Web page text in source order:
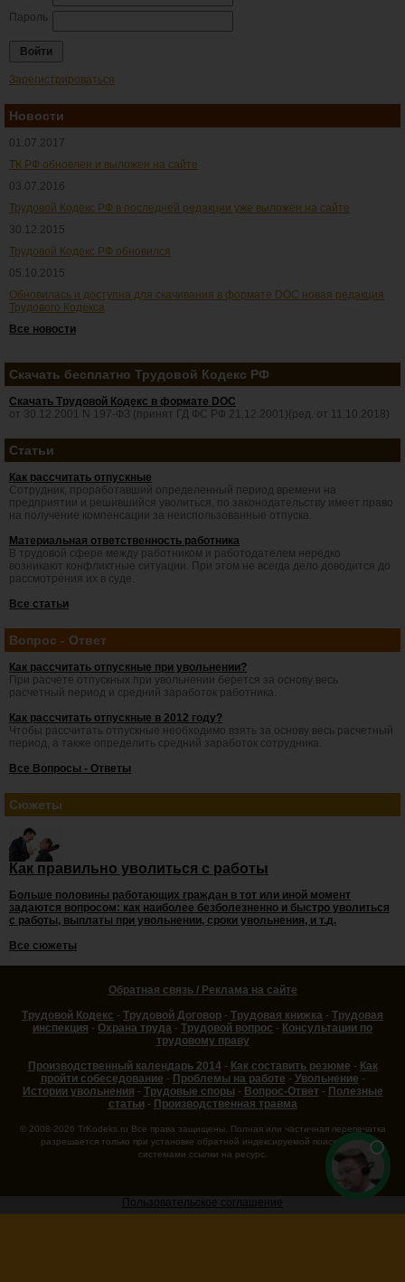
Пароль
Зарегистрироваться
Новости
01.07.2017
ТК РФ обновлен и выложен на сайте
03.07.2016
Трудовой Кодекс РФ в последней редакции уже выложен на сайте
30.12.2015
Трудовой Кодекс РФ обновился
05.10.2015
Обновилась и доступна для скачивания в формате DOC новая редакция
Трудового Кодекса
Все новости
Скачать бесплатно Трудовой Кодекс РФ
Скачать Трудовой Кодекс в формате DOC
от 30.12.2001 N 197-ФЗ (принят ГД ФС РФ 21.12.2001)(ред. от 11.10.2018)
Статьи
Как рассчитать отпускные
Сотрудник, проработавший определенный период времени на
предприятии и решившийся уволиться, по законодательству имеет право
на получение компенсации за неиспользованные отпуска.
Материальная ответственность работника
В трудовой сфере между работником и работодателем нередко
возникают конфликтные ситуации. При этом не всегда дело доводится до
рассмотрения их в суде.
Все статьи
Вопрос - Ответ
Как рассчитать отпускные при увольнении?
При расчете отпускных при увольнении берется за основу весь
расчетный период и средний заработок работника.
Как рассчитать отпускные в 2012 году?
Чтобы рассчитать отпускные необходимо взять за основу весь расчетный
период, а также определить средний заработок сотрудника.
Все Вопросы - Ответы
Сюжеты
Как правильно уволиться с работы
Больше половины работающих граждан в тот или иной момент
задаются вопросом: как наиболее безболезненно и быстро уволиться
с работы, выплаты при увольнении, сроки увольнения, и т.д.
Все сюжеты
Обратная связь / Реклама на сайте
Трудовой Кодекс - Трудовой Договор - Трудовая книжка - Трудовая
инспекция - Охрана труда - Трудовой вопрос - Консультации по
трудовому праву
Производственный календарь 2014- Как составить резюме - Как
пройти собеседование - Проблемы на работе - Увольнение -
Истории увольнения - Трудовые споры - Вопрос-Ответ- Полезные
статьи- Производственная травма
© 2008-2026 TrKodeks.ru Все права защищены. Полная или частичная перепечатка
разрешается только при установке обратной индексируемой поисковыми
системами ссылки на ресурс.
Пользовательское соглашение